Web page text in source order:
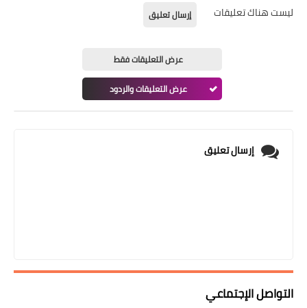
ليست هناك تعليقات إرسال تعليق
عرض التعليقات فقط
عرض التعليقات والردود
إرسال تعليق
التواصل الإجتماعي